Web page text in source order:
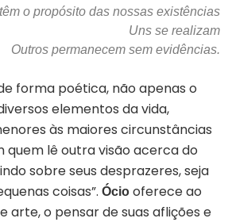
o propósito das nossas existências
Uns se realizam
Outros permanecem sem evidências.
forma poética, não apenas o
elementos da vida,
às maiores circunstâncias
quem lê outra visão acerca do
sobre seus desprazeres, seja
coisas”. Ócio oferece ao
arte, o pensar de suas aflições e